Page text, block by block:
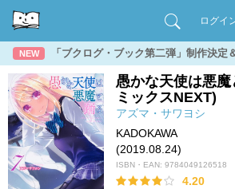
ログイ
NEW 「ブクログ・ブック第二弾」制作決定
愚かな天使は悪
ミックスNEXT)
アズマ・サワヨシ
KADOKAWA
(2019.08.24)
ISBN・EAN: 9784049126518
4.20